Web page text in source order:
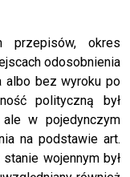
przepisów, okres
odosobnienia
albo bez wyroku po
polityczną był
ale w pojedynczym
na podstawie art.
wojennym był